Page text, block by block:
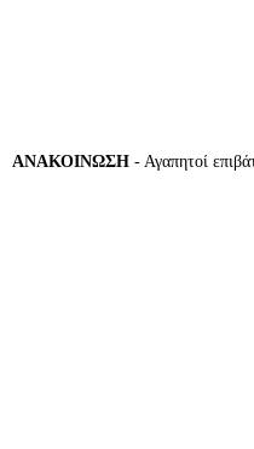
- Αγαπητοί